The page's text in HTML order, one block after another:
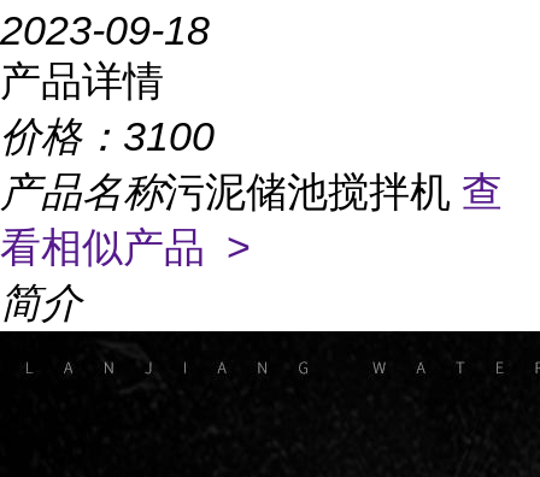
2023-09-18
产品详情
价格： 3100
产品名称污泥储池搅拌机 查
看相似产品 >
简介